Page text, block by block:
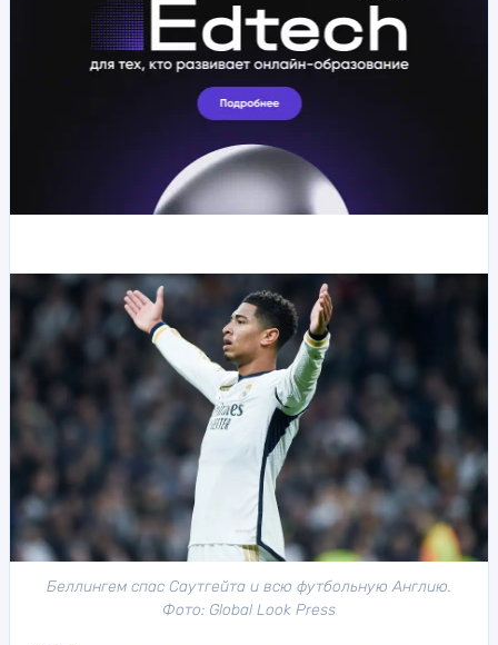
Беллингем спас Саутгейта и всю футбольную Англию.
Фото: Global Look Press